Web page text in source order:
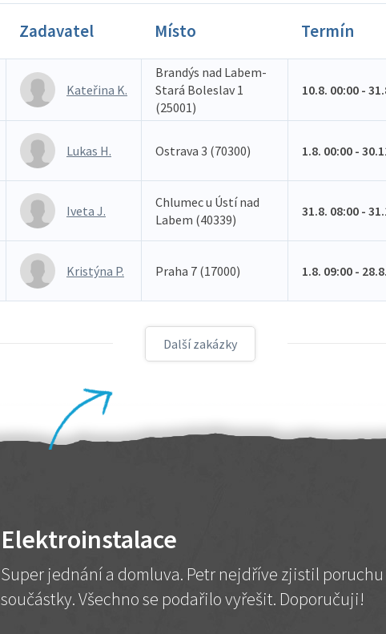
Zadavatel Místo Termín
Kateřina K.
Brandýs nad Labem-
Stará Boleslav 1
(25001)
10.8. 00:00 -
Lukas H. Ostrava 3 (70300) 1.8. 00:00 -
Iveta J.
Chlumec u Ústí nad
Labem (40339)
31.8. 08:00 -
Kristýna P. Praha 7 (17000) 1.8. 09:00 -
Další zakázky
Elektroinstalace
Super jednání a domluva. Petr nejdříve zjistil
součástky. Všechno se podařilo vyřešit. Doporučuji!